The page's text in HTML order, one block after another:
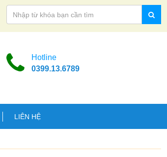
Hotline
0399.13.6789
LIÊN HỆ